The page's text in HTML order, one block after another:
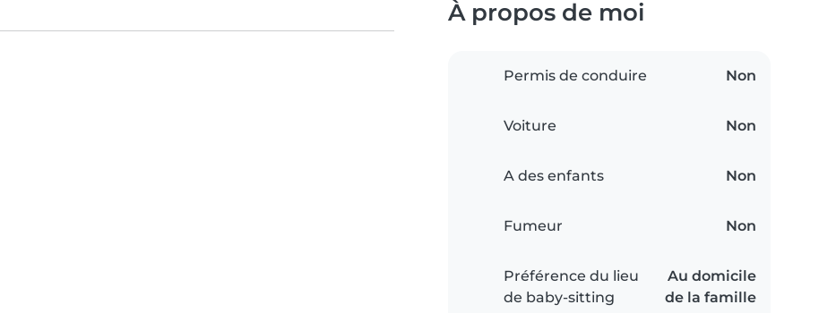
À propos de moi
Permis de conduire Non
Voiture Non
A des enfants Non
Fumeur Non
Préférence du lieu
de baby-sitting
Au domicile
de la famille